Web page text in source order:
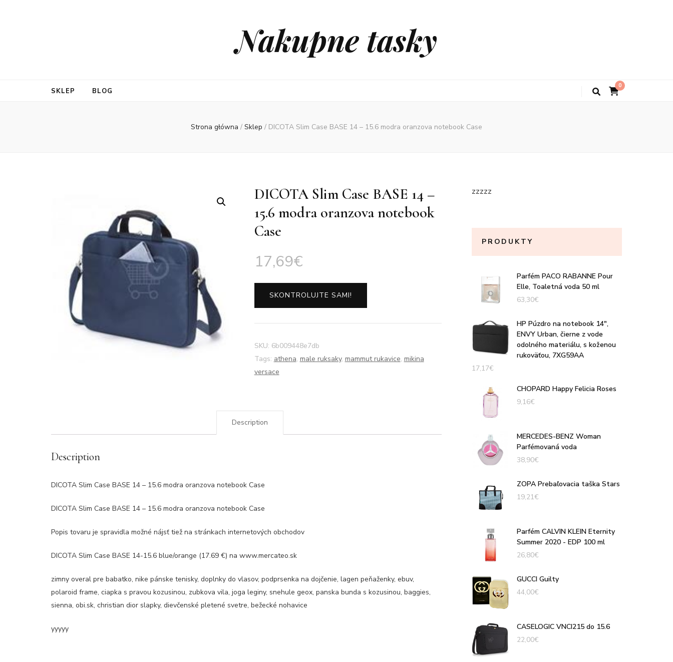
Nakupne tasky
SKLEP BLOG
0
Strona główna / Sklep / DICOTA Slim Case BASE 14 – 15.6 modra oranzova notebook Case
DICOTA Slim Case BASE 14 –
15.6 modra oranzova notebook
Case
17,69€
SKONTROLUJTE SAMI!
SKU: 6b009448e7db
Tags: athena, male ruksaky, mammut rukavice, mikina
versace
Description
Description
DICOTA Slim Case BASE 14 – 15.6 modra oranzova notebook Case
DICOTA Slim Case BASE 14 – 15.6 modra oranzova notebook Case
Popis tovaru je spravidla možné nájsť tiež na stránkach internetových obchodov
DICOTA Slim Case BASE 14-15.6 blue/orange (17.69 €) na www.mercateo.sk
zimny overal pre babatko, nike pánske tenisky, doplnky do vlasov, podprsenka na dojčenie, lagen peňaženky, ebuv,
polaroid frame, ciapka s pravou kozusinou, zubkova vila, joga leginy, snehule geox, panska bunda s kozusinou, baggies,
sienna, obi.sk, christian dior slapky, dievčenské pletené svetre, bežecké nohavice
yyyyy
zzzzz
PRODUKTY
Parfém PACO RABANNE Pour
Elle, Toaletná voda 50 ml
63,30€
HP Púzdro na notebook 14",
ENVY Urban, čierne z vode
odolného materiálu, s koženou
rukoväťou, 7XG59AA
17,17€
CHOPARD Happy Felicia Roses
9,16€
MERCEDES-BENZ Woman
Parfémovaná voda
38,90€
ZOPA Prebaľovacia taška Stars
19,21€
Parfém CALVIN KLEIN Eternity
Summer 2020 - EDP 100 ml
26,80€
GUCCI Guilty
44,00€
CASELOGIC VNCI215 do 15.6
22,00€